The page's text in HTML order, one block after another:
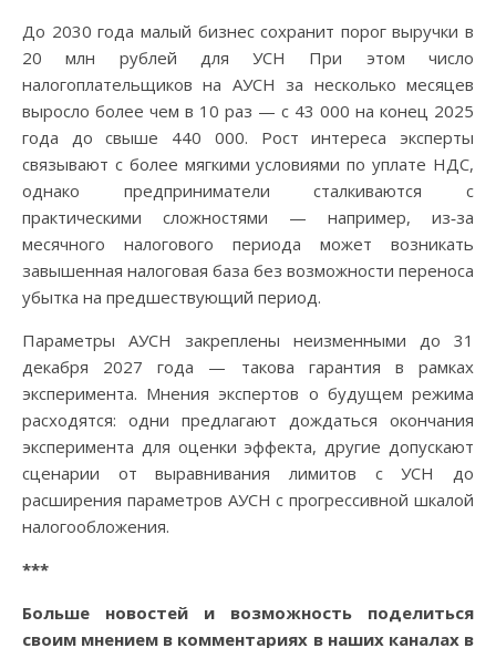
До 2030 года малый бизнес сохранит порог выручки в
20 млн рублей для УСН При этом число
налогоплательщиков на АУСН за несколько месяцев
выросло более чем в 10 раз — с 43 000 на конец 2025
года до свыше 440 000. Рост интереса эксперты
связывают с более мягкими условиями по уплате НДС,
однако предприниматели сталкиваются с
практическими сложностями — например, из‑за
месячного налогового периода может возникать
завышенная налоговая база без возможности переноса
убытка на предшествующий период.
Параметры АУСН закреплены неизменными до 31
декабря 2027 года — такова гарантия в рамках
эксперимента. Мнения экспертов о будущем режима
расходятся: одни предлагают дождаться окончания
эксперимента для оценки эффекта, другие допускают
сценарии от выравнивания лимитов с УСН до
расширения параметров АУСН с прогрессивной шкалой
налогообложения.
***
Больше новостей и возможность поделиться
своим мнением в комментариях в наших каналах в